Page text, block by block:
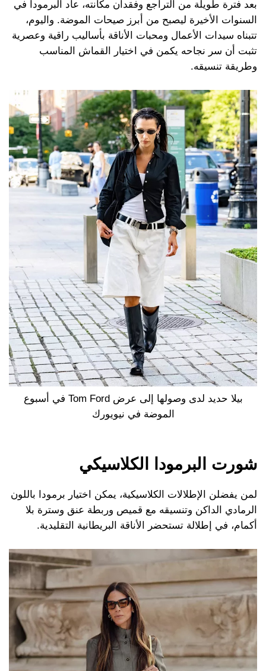
بعد فترة طويلة من التراجع وفقدان مكانته، عاد البرمودا في
السنوات الأخيرة ليصبح من أبرز صيحات الموضة. واليوم،
تتبناه سيدات الأعمال ومحبات الأناقة بأساليب راقية وعصرية
تثبت أن سر نجاحه يكمن في اختيار القماش المناسب
وطريقة تنسيقه.
بيلا حديد لدى وصولها إلى عرض Tom Ford في أسبوع
الموضة في نيويورك
شورت البرمودا الكلاسيكي
لمن يفضلن الإطلالات الكلاسيكية، يمكن اختيار برمودا باللون
الرمادي الداكن وتنسيقه مع قميص وربطة عنق وسترة بلا
أكمام، في إطلالة تستحضر الأناقة البريطانية التقليدية.